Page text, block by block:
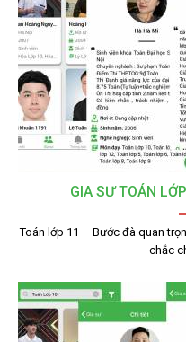
GIA SƯ TOÁN
Toán lớp 11 – Bước đà quan
chắc